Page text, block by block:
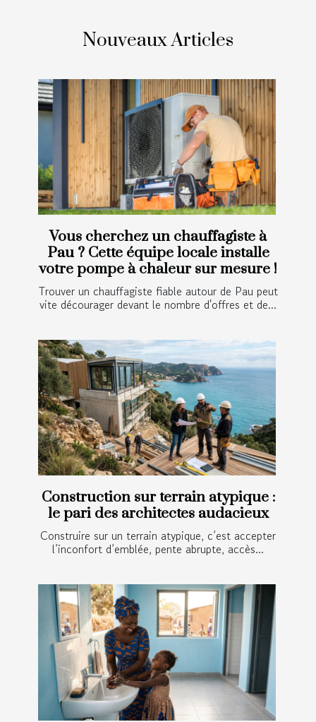
Nouveaux Articles
Vous cherchez un chauffagiste à
Pau ? Cette équipe locale installe
votre pompe à chaleur sur mesure !
Trouver un chauffagiste fiable autour de Pau peut
vite décourager devant le nombre d'offres et de...
Construction sur terrain atypique :
le pari des architectes audacieux
Construire sur un terrain atypique, c’est accepter
l’inconfort d’emblée, pente abrupte, accès...